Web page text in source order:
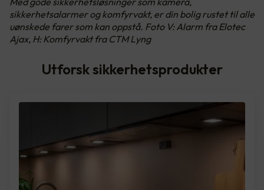
sikkerhetsalarmer og komfyrvakt, er din bolig rustet til alle
uønskede farer som kan oppstå. Foto V: Alarm fra Elotec
Ajax, H: Komfyrvakt fra CTM Lyng
Utforsk sikkerhetsprodukter